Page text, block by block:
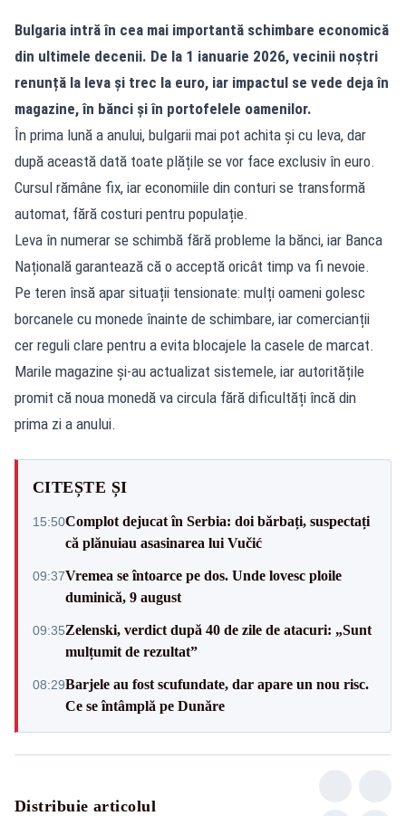
Bulgaria intră în cea mai importantă schimbare economică
din ultimele decenii. De la 1 ianuarie 2026, vecinii noștri
renunță la leva și trec la euro, iar impactul se vede deja în
magazine, în bănci și în portofelele oamenilor.
În prima lună a anului, bulgarii mai pot achita și cu leva, dar
după această dată toate plățile se vor face exclusiv în euro.
Cursul rămâne fix, iar economiile din conturi se transformă
automat, fără costuri pentru populație.
Leva în numerar se schimbă fără probleme la bănci, iar Banca
Națională garantează că o acceptă oricât timp va fi nevoie.
Pe teren însă apar situații tensionate: mulți oameni golesc
borcanele cu monede înainte de schimbare, iar comercianții
cer reguli clare pentru a evita blocajele la casele de marcat.
Marile magazine și-au actualizat sistemele, iar autoritățile
promit că noua monedă va circula fără dificultăți încă din
prima zi a anului.
CITEȘTE ȘI
15:50Complot dejucat în Serbia: doi bărbați, suspectați
că plănuiau asasinarea lui Vučić
09:37Vremea se întoarce pe dos. Unde lovesc ploile
duminică, 9 august
09:35Zelenski, verdict după 40 de zile de atacuri: „Sunt
mulțumit de rezultat”
08:29Barjele au fost scufundate, dar apare un nou risc.
Ce se întâmplă pe Dunăre
Distribuie articolul